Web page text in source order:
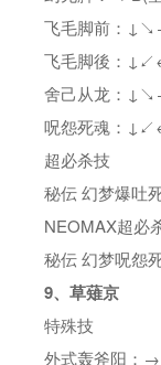
飞毛脚前：
飞毛脚後：
舍己从龙：
呪怨死魂：
超必杀技
秘伝 幻梦爆吐
NEOMAX超必
秘伝 幻梦呪怨
9、草薙京
特殊技
外式轰斧阳：→